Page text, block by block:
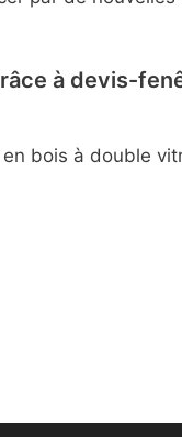
à devis-
bois à double